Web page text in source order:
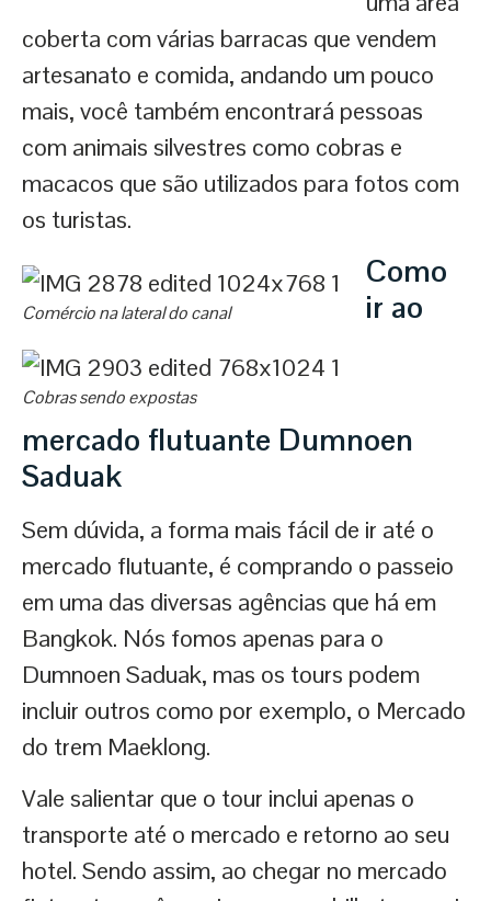
coberta com várias barracas que vendem
artesanato e comida, andando um pouco
mais, você também encontrará pessoas
com animais silvestres como cobras e
macacos que são utilizados para fotos com
os turistas.
Comércio na lateral do canal
Cobras sendo expostas
Como
ir ao
mercado flutuante Dumnoen
Saduak
Sem dúvida, a forma mais fácil de ir até o
mercado flutuante, é comprando o passeio
em uma das diversas agências que há em
Bangkok. Nós fomos apenas para o
Dumnoen Saduak, mas os tours podem
incluir outros como por exemplo, o Mercado
do trem Maeklong.
Vale salientar que o tour inclui apenas o
transporte até o mercado e retorno ao seu
hotel. Sendo assim, ao chegar no mercado